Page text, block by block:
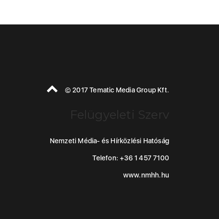
© 2017 Tematic Media Group Kft.
Felügyeleti Szerv
Nemzeti Média- és Hírközlési Hatóság
Telefon: +36 1 457 7100
www.nmhh.hu